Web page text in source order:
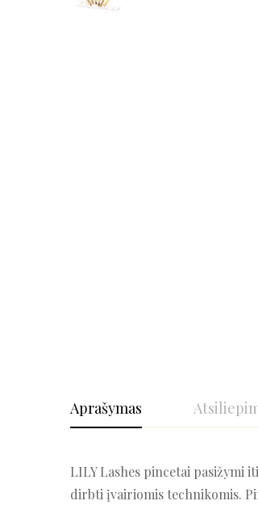
Aprašymas
LILY Lashes pincetai pasižymi
dirbti įvairiomis technikomis.